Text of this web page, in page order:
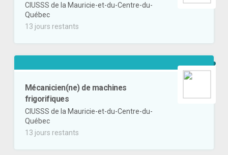
CIUSSS de la Mauricie-et-du-Centre-du-
Québec
13 jours restants
Mécanicien(ne) de machines
frigorifiques
CIUSSS de la Mauricie-et-du-Centre-du-
Québec
13 jours restants